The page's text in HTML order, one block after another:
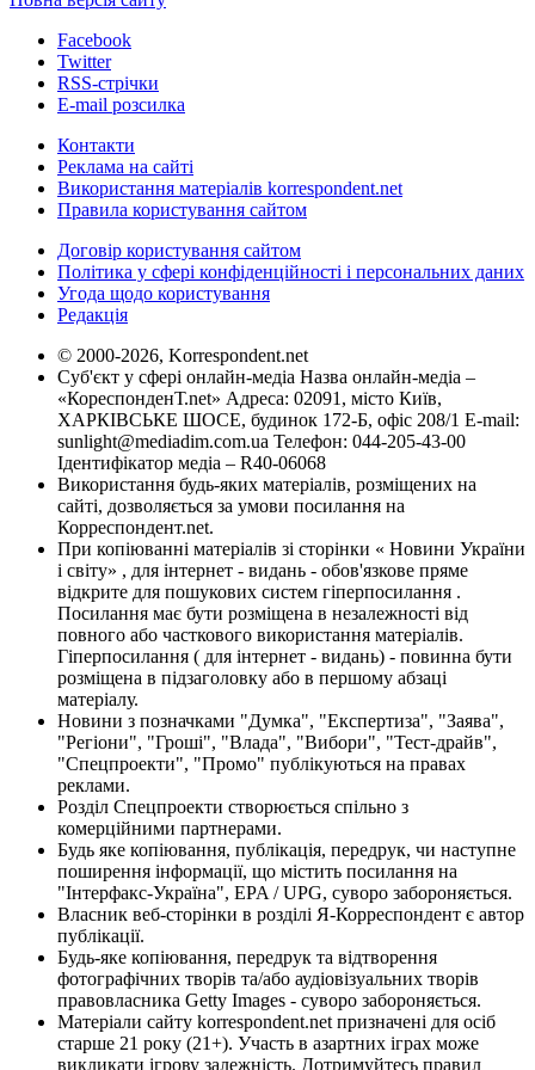
Facebook
Twitter
RSS-стрічки
E-mail розсилка
Контакти
Реклама на сайті
Використання матеріалів korrespondent.net
Правила користування сайтом
Договір користування сайтом
Політика у сфері конфіденційності і персональних даних
Угода щодо користування
Редакція
© 2000-2026, Korrespondent.net
Суб'єкт у сфері онлайн-медіа Назва онлайн-медіа –
«КореспонденТ.net» Адреса: 02091, місто Київ,
ХАРКІВСЬКЕ ШОСЕ, будинок 172-Б, офіс 208/1 E-mail:
sunlight@mediadim.com.ua Телефон: 044-205-43-00
Ідентифікатор медіа – R40-06068
Використання будь-яких матеріалів, розміщених на
сайті, дозволяється за умови посилання на
Корреспондент.net.
При копіюванні матеріалів зі сторінки « Новини України
і світу» , для інтернет - видань - обов'язкове пряме
відкрите для пошукових систем гіперпосилання .
Посилання має бути розміщена в незалежності від
повного або часткового використання матеріалів.
Гіперпосилання ( для інтернет - видань) - повинна бути
розміщена в підзаголовку або в першому абзаці
матеріалу.
Новини з позначками "Думка", "Експертиза", "Заява",
"Регіони", "Гроші", "Влада", "Вибори", "Тест-драйв",
"Спецпроекти", "Промо" публікуються на правах
реклами.
Розділ Спецпроекти створюється спільно з
комерційними партнерами.
Будь яке копіювання, публікація, передрук, чи наступне
поширення інформації, що містить посилання на
"Інтерфакс-Україна", EPA / UPG, суворо забороняється.
Власник веб-сторінки в розділі Я-Корреспондент є автор
публікації.
Будь-яке копіювання, передрук та відтворення
фотографічних творів та/або аудіовізуальних творів
правовласника Getty Images - суворо забороняється.
Матеріали сайту korrespondent.net призначені для осіб
старше 21 року (21+). Участь в азартних іграх може
викликати ігрову залежність. Дотримуйтесь правил